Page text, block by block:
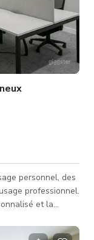
personnel, des
professionnel.
et la